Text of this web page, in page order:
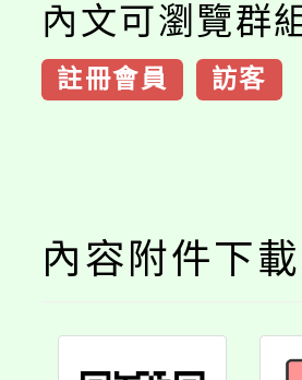
內文可瀏覽群
註冊會員 訪客
內容附件下載